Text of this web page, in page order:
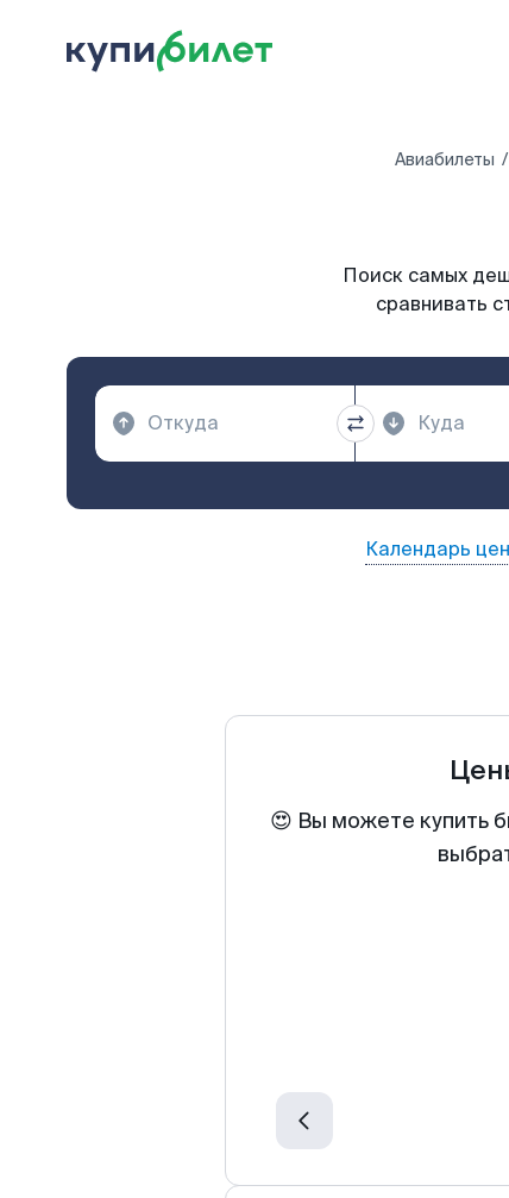
Авиабилеты
Поиск самых
сравнивать
Календарь цен
😍 Вы можете купить